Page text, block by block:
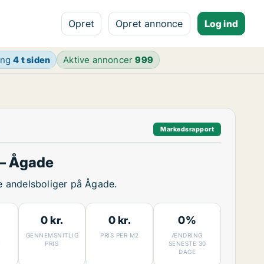
Opret Opret annonce Log ind
4 t siden Aktive annoncer999
Markedsrapport
Ågade
andelsboliger på Ågade.
0 kr.
GENNEMSNITLIG
PRIS
0 kr.
PRIS PER M2
0%
ÆNDRING
SENESTE 30
DAGE